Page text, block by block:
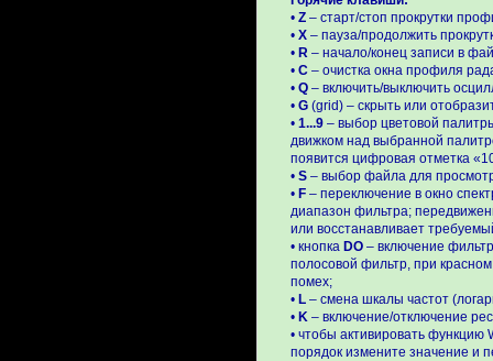
• Z– старт/стоп прокрутки
• X– пауза/продолжить
• R– начало/конец записи в
• C– очистка окна профиля
• Q– включить/выключить
• G(grid) – скрыть или
• 1...9– выбор цветовой
движком над выбранной
появится цифровая отметка
• S– выбор файла для
• F– переключение в окно
диапазон фильтра;
или восстанавливает
• кнопка DO– включение
полосовой фильтр, при
помех;
• L– смена шкалы частот
• K– включение/отключение
• чтобы активировать функцию
порядок измените значение и